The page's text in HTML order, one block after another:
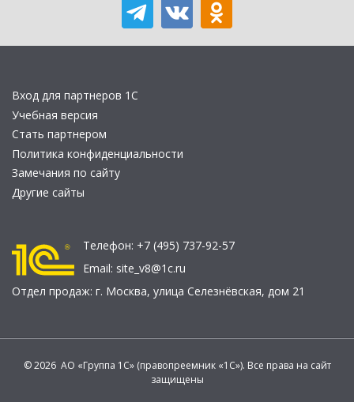
Вход для партнеров 1С
Учебная версия
Стать партнером
Политика конфиденциальности
Замечания по сайту
Другие сайты
Телефон: +7 (495) 737-92-57
Email: site_v8@1c.ru
Отдел продаж: г. Москва, улица Селезнёвская, дом 21
© 2026 АО «Группа 1С» (правопреемник «1С»). Все права на сайт
защищены